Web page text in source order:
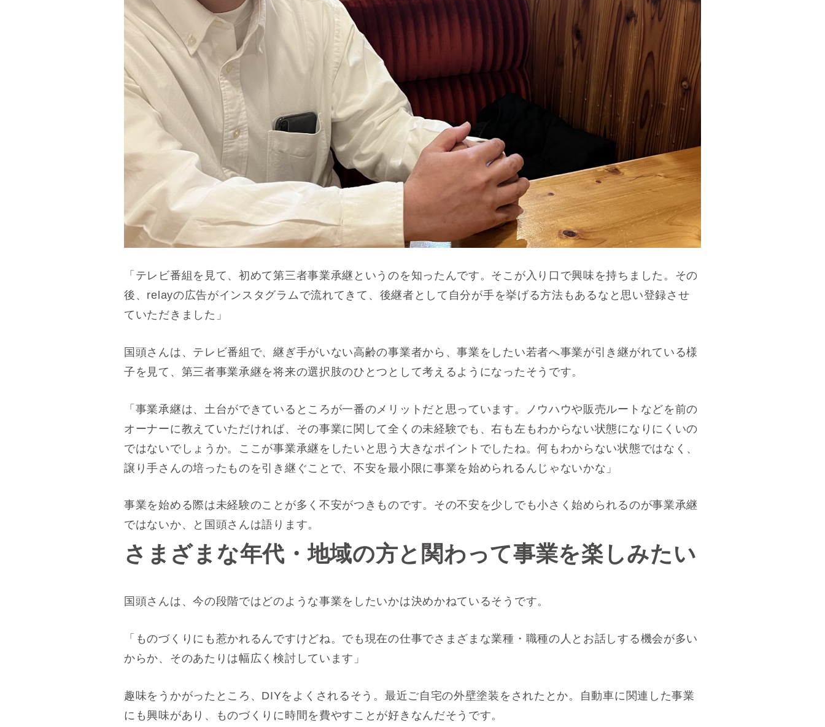
「テレビ番組を見て、初めて第三者事業承継というのを知ったんです。そこが入り口で興味を持ちました。 その
後、relayの広告がインスタグラムで流れてきて、後継者として自分が手を挙げる方法もあるなと思い登録させ
ていただきました」
国頭さんは、テレビ番組で、継ぎ手がいない高齢の事業者から、事業をしたい若者へ事業が引き継がれている様
子を見て、第三者事業承継を将来の選択肢のひとつとして考えるようになったそうです。
「事業承継は、土台ができているところが一番のメリットだと思っています。ノウハウや販売ルートなどを前の
オーナーに教えていただければ、その事業に関して全くの未経験でも、右も左もわからない状態になりにくいの
ではないでしょうか。ここが事業承継をしたいと思う大きなポイントでしたね。何もわからない状態ではなく、
譲り手さんの培ったものを引き継ぐことで、不安を最小限に事業を始められるんじゃないかな」
事業を始める際は未経験のことが多く不安がつきものです。その不安を少しでも小さく始められるのが事業承継
ではないか、と国頭さんは語ります。
さまざまな年代・地域の方と関わって事業を楽しみたい
国頭さんは、今の段階ではどのような事業をしたいかは決めかねているそうです。
「ものづくりにも惹かれるんですけどね。でも現在の仕事でさまざまな業種・職種の人とお話しする機会が多い
からか、そのあたりは幅広く検討しています」
趣味をうかがったところ、DIYをよくされるそう。最近ご自宅の外壁塗装をされたとか。自動車に関連した事業
にも興味があり、ものづくりに時間を費やすことが好きなんだそうです。